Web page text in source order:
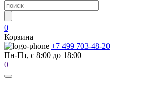
0
Корзина
+7 499 703-48-20
Пн-Пт, с 8:00 до 18:00
0